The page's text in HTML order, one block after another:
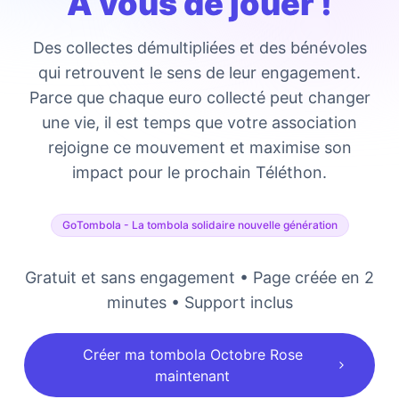
Des collectes démultipliées et des bénévoles
qui retrouvent le sens de leur engagement.
Parce que chaque euro collecté peut changer
une vie, il est temps que votre association
rejoigne ce mouvement et maximise son
impact pour le prochain Téléthon.
GoTombola - La tombola solidaire nouvelle génération
Gratuit et sans engagement • Page créée en 2
minutes • Support inclus
Créer ma tombola Octobre Rose
maintenant